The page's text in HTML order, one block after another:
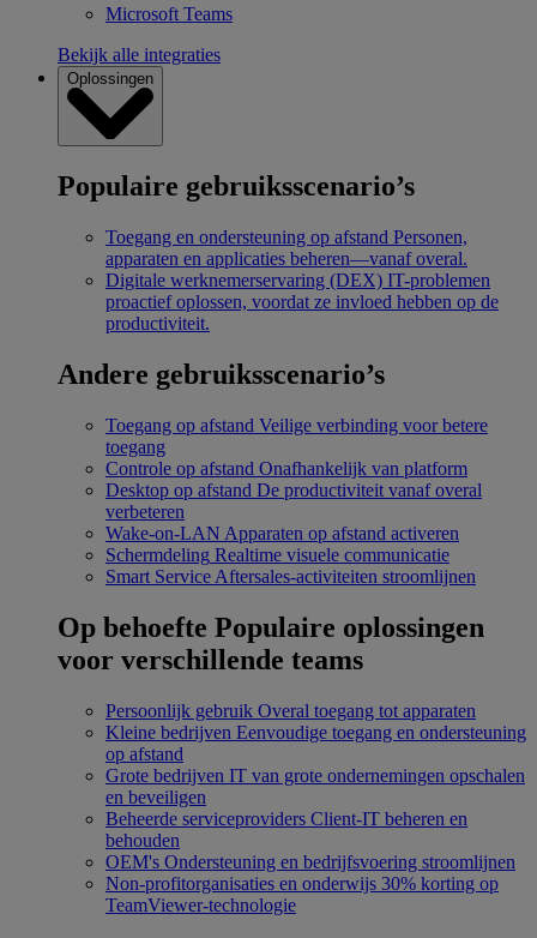
Microsoft Teams
Bekijk alle integraties
Oplossingen
Populaire gebruiksscenario’s
Toegang en ondersteuning op afstand Personen,
apparaten en applicaties beheren—vanaf overal.
Digitale werknemerservaring (DEX) IT-problemen
proactief oplossen, voordat ze invloed hebben op de
productiviteit.
Andere gebruiksscenario’s
Toegang op afstand Veilige verbinding voor betere
toegang
Controle op afstand Onafhankelijk van platform
Desktop op afstand De productiviteit vanaf overal
verbeteren
Wake-on-LAN Apparaten op afstand activeren
Schermdeling Realtime visuele communicatie
Smart Service Aftersales-activiteiten stroomlijnen
Op behoefte Populaire oplossingen
voor verschillende teams
Persoonlijk gebruik Overal toegang tot apparaten
Kleine bedrijven Eenvoudige toegang en ondersteuning
op afstand
Grote bedrijven IT van grote ondernemingen opschalen
en beveiligen
Beheerde serviceproviders Client-IT beheren en
behouden
OEM's Ondersteuning en bedrijfsvoering stroomlijnen
Non-profitorganisaties en onderwijs 30% korting op
TeamViewer-technologie